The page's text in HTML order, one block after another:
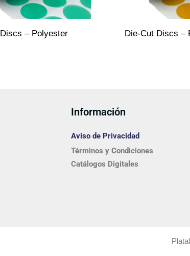
– Polyester Die-Cut Discs –
Información
Aviso de Privacidad
Términos y Condiciones
Catálogos Digitales